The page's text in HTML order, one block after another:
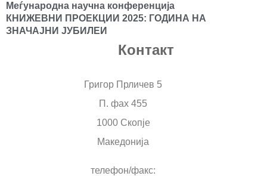
Меѓународна научна конференција
КНИЖЕВНИ ПРОЕКЦИИ 2025: ГОДИНА НА
ЗНАЧАЈНИ ЈУБИЛЕИ
Контакт
Григор Прличев 5
П. фах 455
1000 Скопје
Македонија
телефон/факс: